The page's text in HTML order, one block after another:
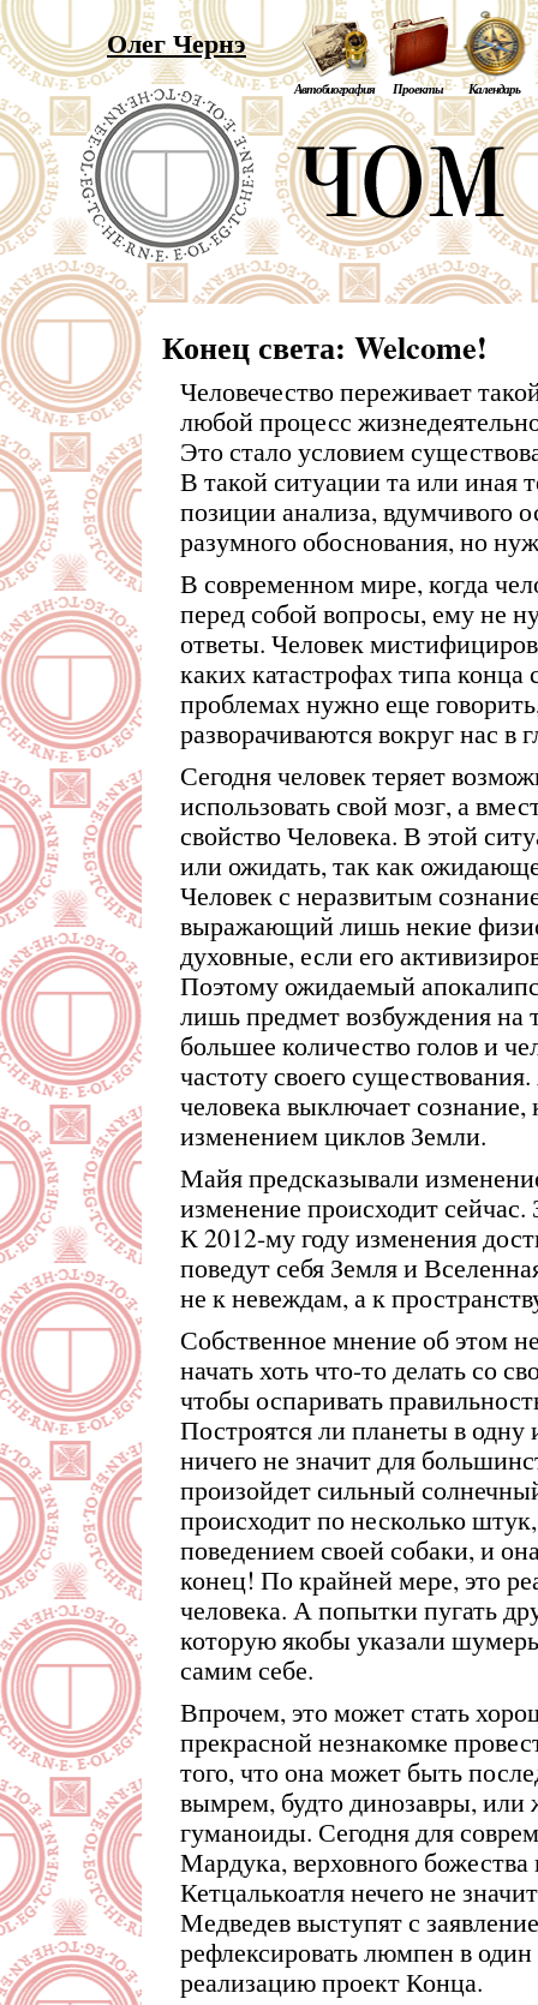
Олег Чернэ
Автобиография Проекты Календарь
Конец света: Welcome!
Человечество переживает
любой процесс
Это стало условием
В такой ситуации та или иная
позиции анализа, вдумчивого
разумного обоснования, но
В современном мире, когда
перед собой вопросы, ему не
ответы. Человек
каких катастрофах типа конца
проблемах нужно еще
разворачиваются вокруг нас в
Сегодня человек теряет
использовать свой мозг, а
свойство Человека. В этой
или ожидать, так как
Человек с неразвитым
выражающий лишь некие
духовные, если его
Поэтому ожидаемый
лишь предмет возбуждения на
большее количество голов и
частоту своего
человека выключает сознание,
изменением циклов Земли.
Майя предсказывали
изменение происходит сейчас.
К 2012-му году изменения
поведут себя Земля и
не к невеждам, а к
Собственное мнение об этом
начать хоть что-то делать со
чтобы оспаривать
Построятся ли планеты в
ничего не значит для
произойдет сильный
происходит по несколько
поведением своей собаки, и
конец! По крайней мере, это
человека. А попытки пугать
которую якобы указали
самим себе.
Впрочем, это может стать
прекрасной незнакомке
того, что она может быть
вымрем, будто динозавры, или
гуманоиды. Сегодня для
Мардука, верховного
Кетцалькоатля нечего не
Медведев выступят с
рефлексировать люмпен в
реализацию проект Конца.